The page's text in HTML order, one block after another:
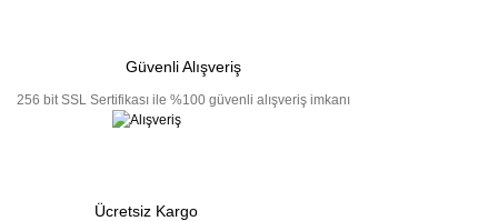
Güvenli Alışveriş
256 bit SSL Sertifikası ile %100 güvenli alışveriş imkanı
Ücretsiz Kargo